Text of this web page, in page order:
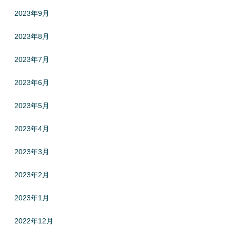
2023年9月
2023年8月
2023年7月
2023年6月
2023年5月
2023年4月
2023年3月
2023年2月
2023年1月
2022年12月